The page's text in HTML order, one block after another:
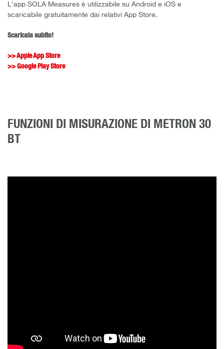
L'app SOLA Measures è utilizzabile su Android e iOS e
scaricabile gratuitamente dai relativi App Store.
Scaricala subito!
>> Apple App Store
>> Google Play Store
FUNZIONI DI MISURAZIONE DI METRON 30
BT